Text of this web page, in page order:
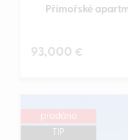
Přímořské
93,000 €
prodáno
TIP